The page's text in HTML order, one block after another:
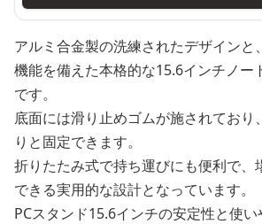
アルミ合金製の洗練されたデザインと
機能を備えた本格的な15.6インチノー
です。
底面には滑り止めゴムが施されており
りと固定できます。
折りたたみ式で持ち運びにも便利で、
できる実用的な設計となっています。
PCスタンド15.6インチの安定性と使い